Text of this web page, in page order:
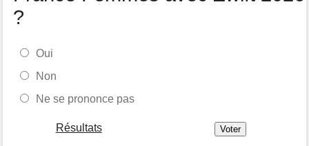
?
Oui
Non
Ne se prononce pas
Résultats